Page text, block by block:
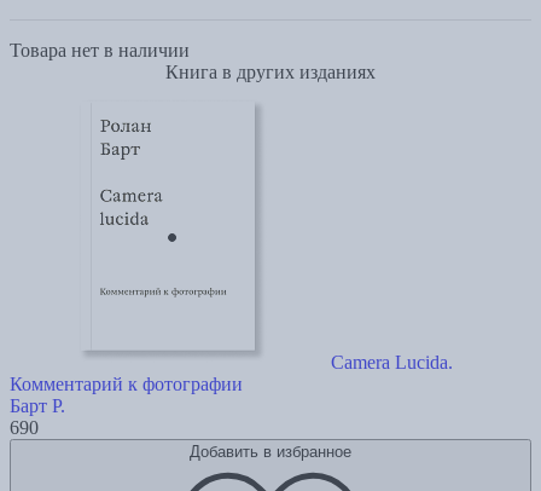
Товара нет в наличии
Книга в других изданиях
Camera Lucida.
Комментарий к фотографии
Барт Р.
690
Добавить в избранное